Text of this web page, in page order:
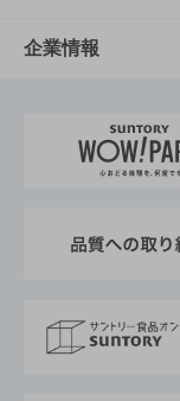
栄養成分一覧
工場見学
地域情報
サントリーホー
サントリーサ
サステナビリテ
サントリーが
企業情報
企業概要
採用情報